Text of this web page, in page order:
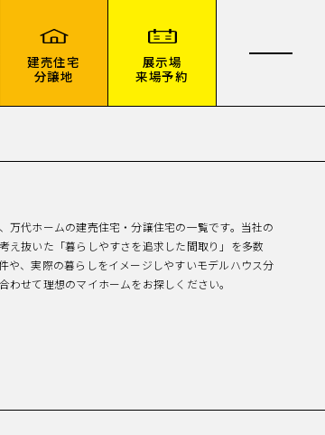
建売住宅
分譲地
展示場
来場予約
万代ホームの建売住宅・分譲住宅の一覧です。当社の
え抜いた「暮らしやすさを追求した間取り」を多数
や、実際の暮らしをイメージしやすいモデルハウス分
せて理想のマイホームをお探しください。